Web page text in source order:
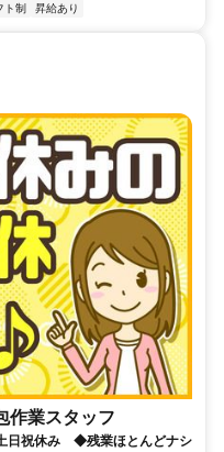
ト制 昇給あり
作業スタッフ
祝休み ◆残業ほとんどナシ